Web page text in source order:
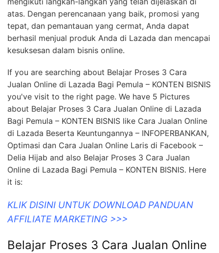
atas. Dengan perencanaan yang baik, promosi yang
tepat, dan pemantauan yang cermat, Anda dapat
berhasil menjual produk Anda di Lazada dan mencapai
kesuksesan dalam bisnis online.
If you are searching about Belajar Proses 3 Cara
Jualan Online di Lazada Bagi Pemula – KONTEN BISNIS
you've visit to the right page. We have 5 Pictures
about Belajar Proses 3 Cara Jualan Online di Lazada
Bagi Pemula – KONTEN BISNIS like Cara Jualan Online
di Lazada Beserta Keuntungannya – INFOPERBANKAN,
Optimasi dan Cara Jualan Online Laris di Facebook –
Delia Hijab and also Belajar Proses 3 Cara Jualan
Online di Lazada Bagi Pemula – KONTEN BISNIS. Here
it is:
KLIK DISINI UNTUK DOWNLOAD PANDUAN
AFFILIATE MARKETING >>>
Belajar Proses 3 Cara Jualan Online